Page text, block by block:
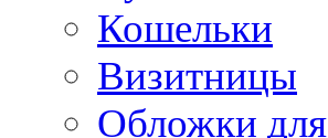
Кошельки
Визитницы
Обложки